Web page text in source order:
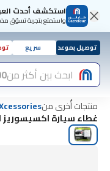
استكشف أحدث
واستمتع بتجربة تسوّق
توصيل بموعد سريع
ابحث بين أكثر من
منتجات أُخرى من
غطاء سيارة